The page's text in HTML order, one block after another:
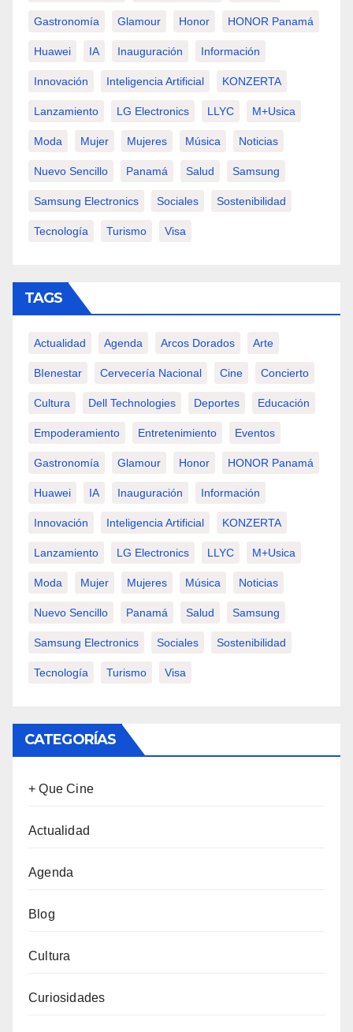
Gastronomía Glamour Honor HONOR Panamá
Huawei IA Inauguración Información
Innovación Inteligencia Artificial KONZERTA
Lanzamiento LG Electronics LLYC M+usica
Moda Mujer Mujeres Música Noticias
Nuevo Sencillo Panamá Salud Samsung
Samsung Electronics Sociales Sostenibilidad
Tecnología Turismo Visa
TAGS
Actualidad Agenda Arcos Dorados Arte
BIenestar Cervecería Nacional Cine Concierto
Cultura Dell Technologies Deportes Educación
Empoderamiento Entretenimiento Eventos
Gastronomía Glamour Honor HONOR Panamá
Huawei IA Inauguración Información
Innovación Inteligencia Artificial KONZERTA
Lanzamiento LG Electronics LLYC M+usica
Moda Mujer Mujeres Música Noticias
Nuevo Sencillo Panamá Salud Samsung
Samsung Electronics Sociales Sostenibilidad
Tecnología Turismo Visa
CATEGORÍAS
+ Que Cine
Actualidad
Agenda
Blog
Cultura
Curiosidades